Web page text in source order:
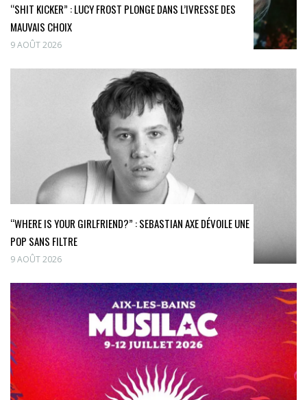
“SHIT KICKER” : LUCY FROST PLONGE DANS L’IVRESSE DES
MAUVAIS CHOIX
9 AOÛT 2026
“WHERE IS YOUR GIRLFRIEND?” : SEBASTIAN AXE DÉVOILE UNE
POP SANS FILTRE
9 AOÛT 2026